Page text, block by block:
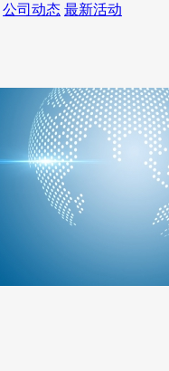
公司动态 最新活动